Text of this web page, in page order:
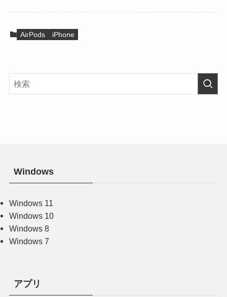
AirPods iPhone
Windows
Windows 11
Windows 10
Windows 8
Windows 7
アプリ